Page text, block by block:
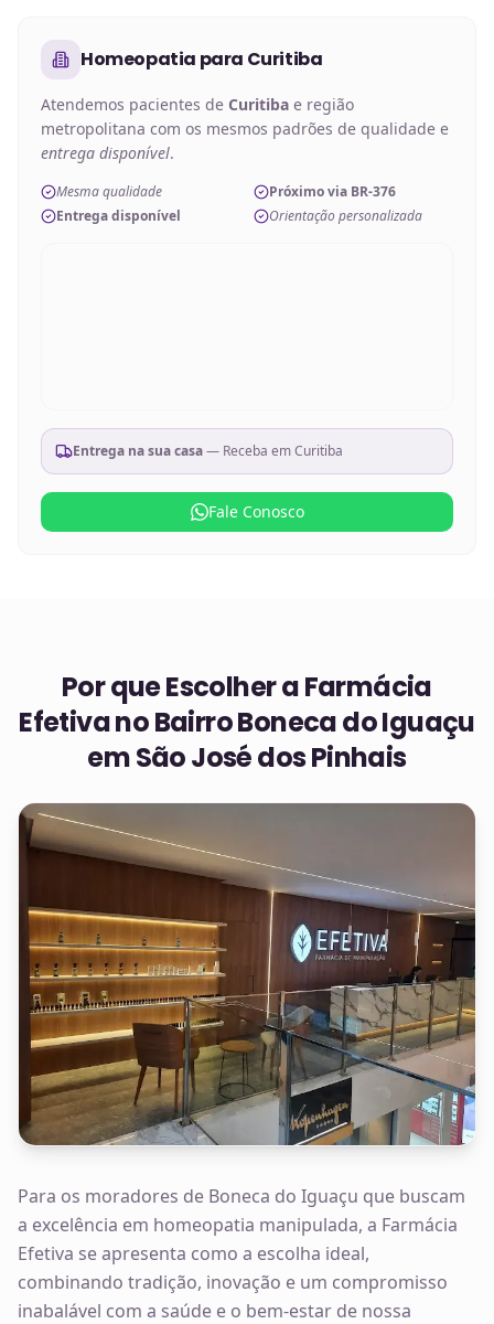
Homeopatia para Curitiba
Atendemos pacientes de Curitiba e região
metropolitana com os mesmos padrões de qualidade e
entrega disponível.
Mesma qualidade
Próximo via BR-376
Entrega disponível
Orientação personalizada
Entrega na sua casa— Receba emCuritiba
Fale Conosco
Por que Escolher a Farmácia
Efetiva noBairro Boneca do Iguaçu
em São José dos Pinhais
Para os moradores de Boneca do Iguaçu que buscam
a excelência em homeopatia manipulada, a Farmácia
Efetiva se apresenta como a escolha ideal,
combinando tradição, inovação e um compromisso
inabalável com a saúde e o bem-estar de nossa